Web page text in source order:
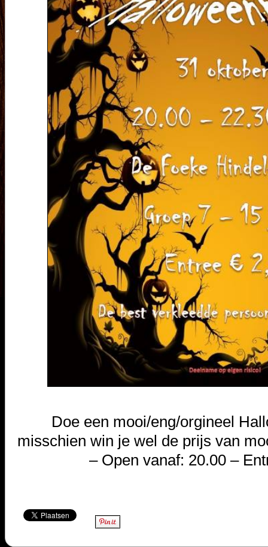
Doe een mooi/eng/orgineel
misschien win je wel de prijs van
– Open vanaf: 20.00 –